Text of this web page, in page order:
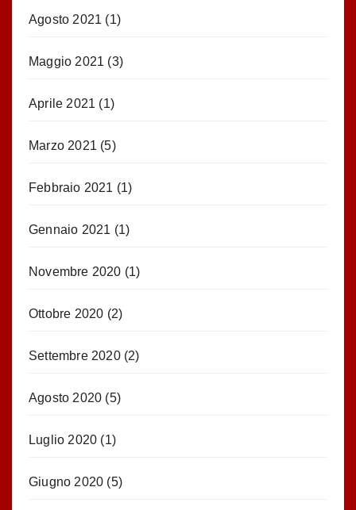
Agosto 2021 (1)
Maggio 2021 (3)
Aprile 2021 (1)
Marzo 2021 (5)
Febbraio 2021 (1)
Gennaio 2021 (1)
Novembre 2020 (1)
Ottobre 2020 (2)
Settembre 2020(2)
Agosto 2020 (5)
Luglio 2020 (1)
Giugno 2020 (5)